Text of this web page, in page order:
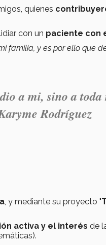
quienes
con un paciente con
familia, y es por ello que
a mi, sino a
Rodríguez
, y mediante su proyecto "
activa y el interés de